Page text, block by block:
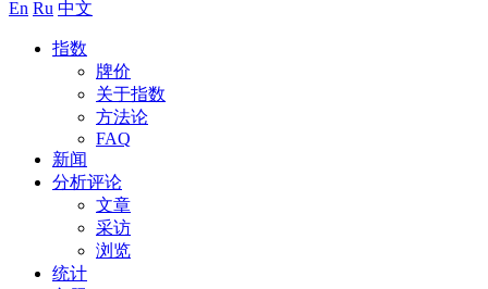
En Ru 中文
指数
牌价
关于指数
方法论
FAQ
新闻
分析评论
文章
采访
浏览
统计